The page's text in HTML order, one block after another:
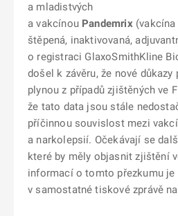
a mladistvých
a vakcínou Pandemrix(vakcína
štěpená, inaktivovaná,
o registraci GlaxoSmithKline
došel k závěru, že nové
plynou z případů zjištěných ve
že tato data jsou stále
příčinnou souvislost mezi
a narkolepsií. Očekávají se
které by měly objasnit zjištění
informací o tomto přezkumu
v samostatné tiskové zprávě